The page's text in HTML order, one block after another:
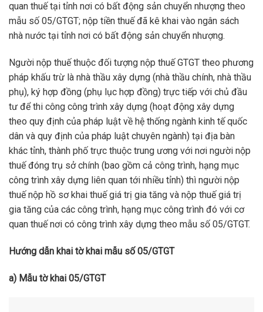
quan thuế tại tỉnh nơi có bất động sản chuyển nhượng theo
mẫu số 05/GTGT; nộp tiền thuế đã kê khai vào ngân sách
nhà nước tại tỉnh nơi có bất động sản chuyển nhượng.
Người nộp thuế thuộc đối tượng nộp thuế GTGT theo phương
pháp khấu trừ là nhà thầu xây dựng (nhà thầu chính, nhà thầu
phụ), ký hợp đồng (phụ lục hợp đồng) trực tiếp với chủ đầu
tư để thi công công trình xây dựng (hoạt động xây dựng
theo quy định của pháp luật về hệ thống ngành kinh tế quốc
dân và quy định của pháp luật chuyên ngành) tại địa bàn
khác tỉnh, thành phố trực thuộc trung ương với nơi người nộp
thuế đóng trụ sở chính (bao gồm cả công trình, hạng mục
công trình xây dựng liên quan tới nhiều tỉnh) thì người nộp
thuế nộp hồ sơ khai thuế giá trị gia tăng và nộp thuế giá trị
gia tăng của các công trình, hạng mục công trình đó với cơ
quan thuế nơi có công trình xây dựng theo mẫu số 05/GTGT.
Hướng dẫn khai tờ khai mẫu số05/GTGT
a) Mẫu tờ khai 05/GTGT